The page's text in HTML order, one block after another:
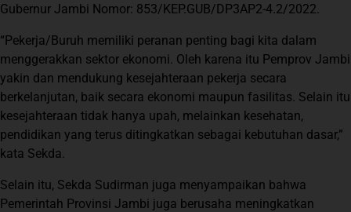
Gubernur Jambi Nomor: 853/KEP.GUB/DP3AP2-4.2/2022.
“Pekerja/Buruh memiliki peranan penting bagi kita dalam
menggerakkan sektor ekonomi. Oleh karena itu Pemprov Jambi
yakin dan mendukung kesejahteraan pekerja secara
berkelanjutan, baik secara ekonomi maupun fasilitas. Selain itu
kesejahteraan tidak hanya upah, melainkan kesehatan,
pendidikan yang terus ditingkatkan sebagai kebutuhan dasar,”
kata Sekda.
Selain itu, Sekda Sudirman juga menyampaikan bahwa
Pemerintah Provinsi Jambi juga berusaha meningkatkan